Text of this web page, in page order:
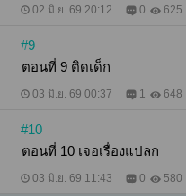
02 มิ.ย. 69 20:12 0 625
#9
ตอนที่ 9 ติดเด็ก
03 มิ.ย. 69 00:37 1 648
#10
ตอนที่ 10 เจอเรื่องแปลก
03 มิ.ย. 69 11:43 0 580